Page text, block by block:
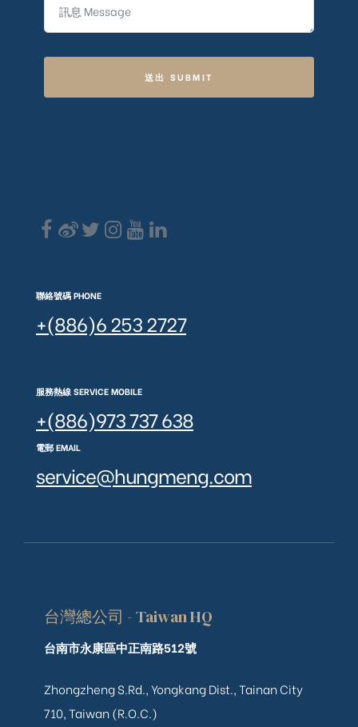
送出 SUBMIT
聯絡號碼 PHONE
+(886)6 253 2727
服務熱線 SERVICE MOBILE
+(886)973 737 638
電郵 EMAIL
service@hungmeng.com
台灣總公司 - Taiwan HQ
台南市永康區中正南路512號
Zhongzheng S.Rd., Yongkang Dist., Tainan City
710, Taiwan (R.O.C.)